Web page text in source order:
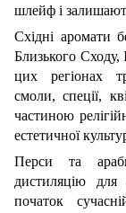
шлейф і
Східні аромати
Близького Сходу,
цих регіонах
смоли, спеції,
частиною
естетичної
Перси та
дистиляцію
початок